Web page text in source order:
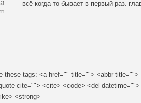
всё когда-то бывает в первый раз.
these tags: <a href="" title=""> <abbr title="">
cite=""> <cite> <code> <del
<strong>